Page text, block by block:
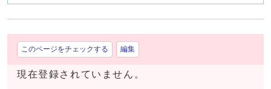
このページをチェックする 編集
現在登録されていません。